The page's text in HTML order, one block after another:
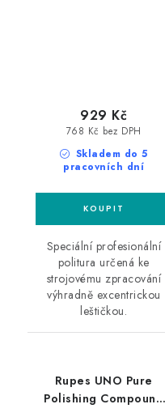
Skladem do 5
pracovních dní
768 Kč bez DPH
929 Kč
Speciální profesionální
politura určená ke
strojovému zpracování
výhradně excentrickou
leštičkou.
Rupes UNO Pure
Polishing Compound